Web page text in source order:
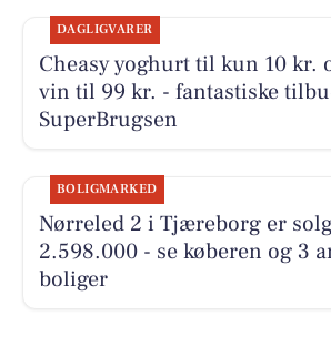
DAGLIGVARER
Cheasy yoghurt til kun 10 kr.
vin til 99 kr. - fantastiske
SuperBrugsen
BOLIGMARKED
Nørreled 2 i Tjæreborg er
2.598.000 - se køberen og 3
boliger